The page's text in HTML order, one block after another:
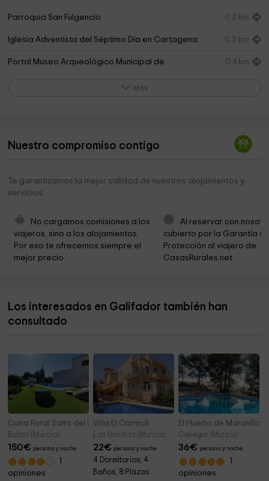
Parroquia San Fulgencio 0,2 km
Iglesia Adventista del Séptimo Día en Cartagena 0,3 km
Portal Museo Arqueológico Municipal de
0,4 km
Parroquia Sagrada Familia 0,6 km
Vallejo Alberola Park 0,8 km
Quarter of the Roman Forum 1,5 km
IGLESIA EVANGÉLICA BAUTISTA 1,6 km
Ayuntamiento Cartagena
Más
Nuestro compromiso contigo
Te garantizamos la mejor calidad de nuestros alojamientos y
servicios
No cargamos comisiones a los
viajeros, sino a los alojamientos.
Por eso te ofrecemos siempre el
mejor precio.
Al reservar con
cubierto por la Garantía
Protección al viajero de
CasasRurales.net
Los interesados en Galifador también han
consultado
Casa Rural Salto del Usero
Bullas (Murcia)
150€ persona y noche
opiniones
Villa El Carmolí
Los Urrutias (Murcia)
22€ persona y noche
4 Dormitorios, 4
Baños, 8 Plazas
El Huerto de Maravillas
Cehegin (Murcia)
36€ persona y noche
opiniones